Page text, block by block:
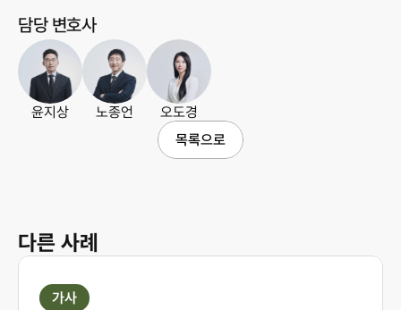
담당 변호사
윤지상 노종언
오도경
목록으로
다른 사례
가사